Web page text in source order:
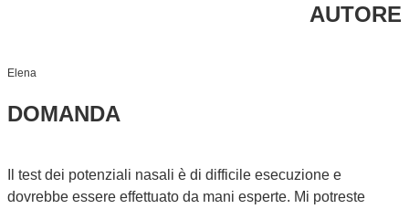
AUTORE
Elena
DOMANDA
Il test dei potenziali nasali è di difficile esecuzione e
dovrebbe essere effettuato da mani esperte. Mi potreste